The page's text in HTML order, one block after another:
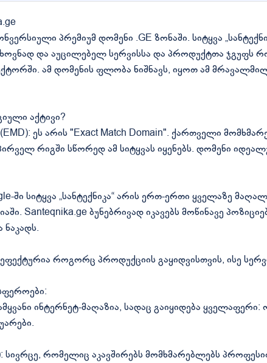
პრემიუმ დომენი .GE ზონაში. სიტყვა
და აუცილებელ სერვისსა და პროდუქტთა ჯგუფს
ამ დომენის ფლობა ნიშნავს, იყოთ ამ
აქტივი?
ეს არის "Exact Match Domain". ქართველი
რიგში სწორედ ამ სიტყვას იყენებს. დომენი
ში სიტყვა „სანტექნიკა“ არის ერთ-ერთი ყველაზე
Santeqnika.ge ბუნებრივად იკავებს მოწინავე
როგორც პროდუქციის გაყიდვისთვის, ისე
ინტერნეტ-მაღაზია, სადაც გაიყიდება ყველაფერი:
რომელიც აკავშირებს მომხმარებლებს